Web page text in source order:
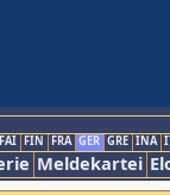
FAI FIN FRA GER GRE INA
Meldekartei